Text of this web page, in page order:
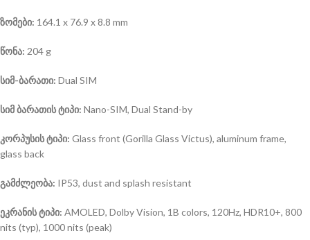
ზომები: 164.1 x 76.9 x 8.8 mm
წონა: 204 g
სიმ-ბარათი: Dual SIM
სიმ ბარათის ტიპი: Nano-SIM, Dual Stand-by
კორპუსის ტიპი: Glass front (Gorilla Glass Victus), aluminum frame,
glass back
გამძლეობა: IP53, dust and splash resistant
ეკრანის ტიპი: AMOLED, Dolby Vision, 1B colors, 120Hz, HDR10+, 800
nits (typ), 1000 nits (peak)